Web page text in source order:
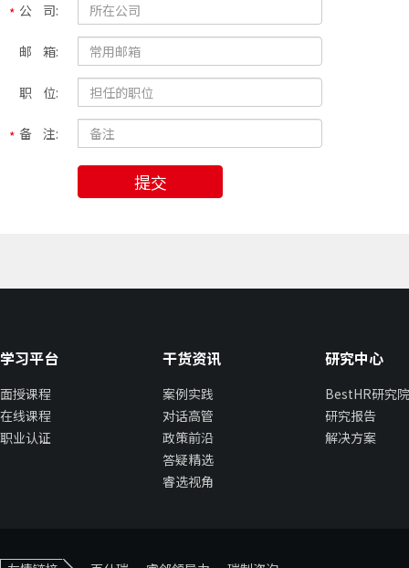
公 司:
邮 箱:
职 位:
备 注:
提交
学习平台
面授课程
在线课程
职业认证
干货资讯
案例实践
对话高管
政策前沿
答疑精选
睿选视角
研究中心
BestHR研究院
研究报告
解决方案